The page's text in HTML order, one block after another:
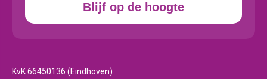
Blijf op de hoogte
KvK 66450136 (Eindhoven)